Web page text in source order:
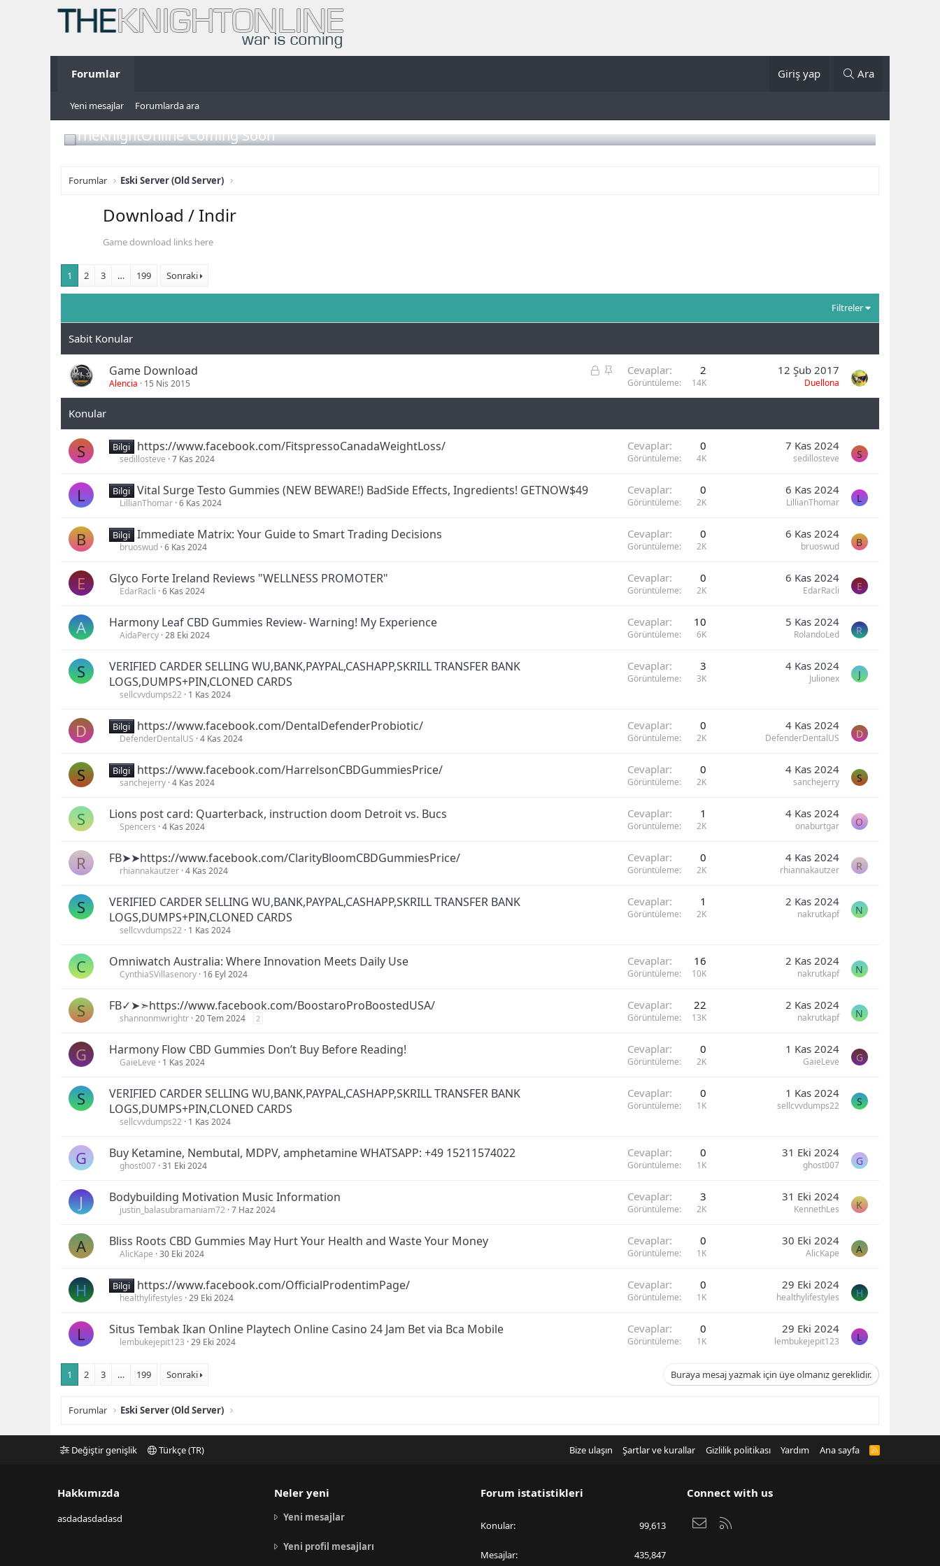
Forumlar Giriş yap Ara
Yeni mesajlar Forumlarda ara
TheKnightOnline Coming Soon
Forumlar Eski Server (Old Server)
Download / Indir
Game download links here
1 2 3 … 199 Sonraki
Filtreler
K
l
t
S
b
t
Game Download
Alencia 15 Nis 2015
Cevaplar 2
Görüntüleme 14K
12 Şub 2017
Duellona
S Bilgi https://www.facebook.com/FitspressoCanadaWeightLoss/
sedillosteve 7 Kas 2024
Cevaplar 0
Görüntüleme 4K
7 Kas 2024
sedillosteve S
L Bilgi Vital Surge Testo Gummies (NEW BEWARE!) BadSide Effects, Ingredients! GETNOW$49
LillianThomar 6 Kas 2024
Cevaplar 0
Görüntüleme 2K
6 Kas 2024
LillianThomar L
B Bilgi Immediate Matrix: Your Guide to Smart Trading Decisions
bruoswud 6 Kas 2024
Cevaplar 0
Görüntüleme 2K
6 Kas 2024
bruoswud B
E Glyco Forte Ireland Reviews "WELLNESS PROMOTER"
EdarRacli 6 Kas 2024
Cevaplar 0
Görüntüleme 2K
6 Kas 2024
EdarRacli E
A Harmony Leaf CBD Gummies Review- Warning! My Experience
AidaPercy 28 Eki 2024
Cevaplar 10
Görüntüleme 6K
5 Kas 2024
RolandoLed R
S
VERIFIED CARDER SELLING WU,BANK,PAYPAL,CASHAPP,SKRILL TRANSFER BANK
LOGS,DUMPS+PIN,CLONED CARDS
sellcvvdumps22 1 Kas 2024
Cevaplar 3
Görüntüleme 3K
4 Kas 2024
Julionex J
D Bilgi https://www.facebook.com/DentalDefenderProbiotic/
DefenderDentalUS 4 Kas 2024
Cevaplar 0
Görüntüleme 2K
4 Kas 2024
DefenderDentalUS D
S Bilgi https://www.facebook.com/HarrelsonCBDGummiesPrice/
sanchejerry 4 Kas 2024
Cevaplar 0
Görüntüleme 2K
4 Kas 2024
sanchejerry S
S Lions post card: Quarterback, instruction doom Detroit vs. Bucs
Spencers 4 Kas 2024
Cevaplar 1
Görüntüleme 2K
4 Kas 2024
onaburtgar O
R FB➤➤https://www.facebook.com/ClarityBloomCBDGummiesPrice/
rhiannakautzer 4 Kas 2024
Cevaplar 0
Görüntüleme 2K
4 Kas 2024
rhiannakautzer R
S
VERIFIED CARDER SELLING WU,BANK,PAYPAL,CASHAPP,SKRILL TRANSFER BANK
LOGS,DUMPS+PIN,CLONED CARDS
sellcvvdumps22 1 Kas 2024
Cevaplar 1
Görüntüleme 2K
2 Kas 2024
nakrutkapf N
C Omniwatch Australia: Where Innovation Meets Daily Use
CynthiaSVillasenory 16 Eyl 2024
Cevaplar 16
Görüntüleme 10K
2 Kas 2024
nakrutkapf N
S FB✓➤➣https://www.facebook.com/BoostaroProBoostedUSA/
shannonmwrightr 20 Tem 2024 2
Cevaplar 22
Görüntüleme 13K
2 Kas 2024
nakrutkapf N
G Harmony Flow CBD Gummies Don’t Buy Before Reading!
GaieLeve 1 Kas 2024
Cevaplar 0
Görüntüleme 2K
1 Kas 2024
GaieLeve G
S
VERIFIED CARDER SELLING WU,BANK,PAYPAL,CASHAPP,SKRILL TRANSFER BANK
LOGS,DUMPS+PIN,CLONED CARDS
sellcvvdumps22 1 Kas 2024
Cevaplar 0
Görüntüleme 1K
1 Kas 2024
sellcvvdumps22 S
G Buy Ketamine, Nembutal, MDPV, amphetamine WHATSAPP: +49 15211574022
ghost007 31 Eki 2024
Cevaplar 0
Görüntüleme 1K
31 Eki 2024
ghost007 G
J Bodybuilding Motivation Music Information
justin_balasubramaniam72 7 Haz 2024
Cevaplar 3
Görüntüleme 2K
31 Eki 2024
KennethLes K
A Bliss Roots CBD Gummies May Hurt Your Health and Waste Your Money
AlicKape 30 Eki 2024
Cevaplar 0
Görüntüleme 1K
30 Eki 2024
AlicKape A
H Bilgi https://www.facebook.com/OfficialProdentimPage/
healthylifestyles 29 Eki 2024
Cevaplar 0
Görüntüleme 1K
29 Eki 2024
healthylifestyles H
L Situs Tembak Ikan Online Playtech Online Casino 24 Jam Bet via Bca Mobile
lembukejepit123 29 Eki 2024
Cevaplar 0
Görüntüleme 1K
29 Eki 2024
lembukejepit123 L
1 2 3 … 199 Sonraki Buraya mesaj yazmak için üye olmanız gereklidir.
Forumlar Eski Server (Old Server)
Değiştir genişlik Türkçe (TR) Bize ulaşın Şartlar ve kurallar Gizlilik politikası Yardım Ana sayfa
R
Hakkımızda
asdadasdadasd
Neler yeni
Yeni mesajlar
Yeni profil mesajları
Forum istatistikleri
Konular 99,613
Mesajlar 435,847
Connect with us
Bize ulaşın